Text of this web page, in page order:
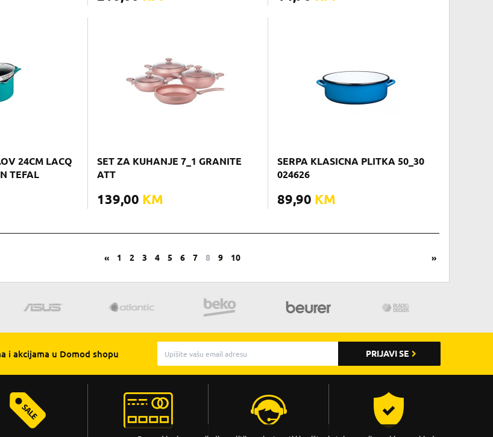
24CM LACQ
TEFAL
SET ZA KUHANJE 7_1 GRANITE
ATT
139,00 KM
SERPA KLASICNA PLITKA 50_30
024626
89,90 KM
« 1 2 3 4 5 6 7 8 9 10 »
i akcijama u Domod shopu PRIJAVI SE